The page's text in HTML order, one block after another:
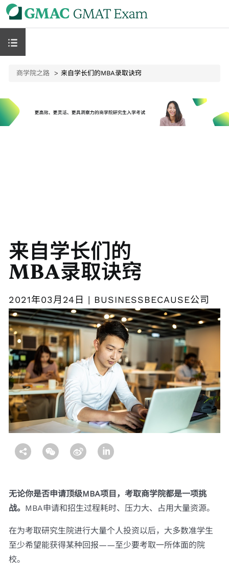
商学院之路 来自学长们的MBA录取诀窍
来自学长们的
MBA录取诀窍
2021年03月24日 | BUSINESSBECAUSE公司
无论你是否申请顶级MBA项目，考取商学院都是一项挑
战。 MBA申请和招生过程耗时、压力大、占用大量资源。
在为考取研究生院进行大量个人投资以后，大多数准学生
至少希望能获得某种回报——至少要考取一所体面的院
校。